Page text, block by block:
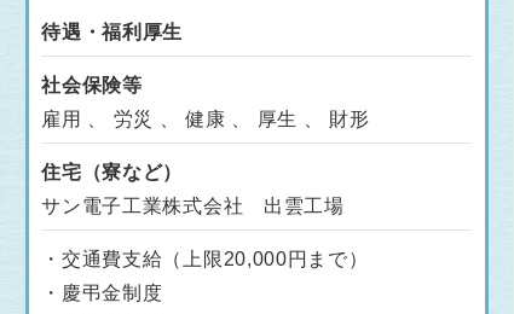
待遇・福利厚生
社会保険等
雇用 、 労災 、 健康 、 厚生 、 財形
住宅（寮など）
サン電子工業株式会社 出雲工場
・交通費支給（上限20,000円まで）
・慶弔金制度